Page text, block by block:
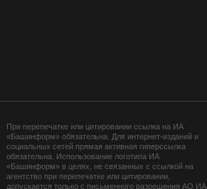
При перепечатке или цитировании ссылка на ИА
«Башинформ» обязательна. Для интернет-изданий и
социальных сетей прямая активная гиперссылка
обязательна. Использование логотипа ИА
«Башинформ» в целях, не связанных с ссылкой на
агентство при перепечатке или цитировании,
допускается только с письменного разрешения АО ИА